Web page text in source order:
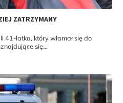
ZATRZYMANY
41-latka, który włamał się do
się...